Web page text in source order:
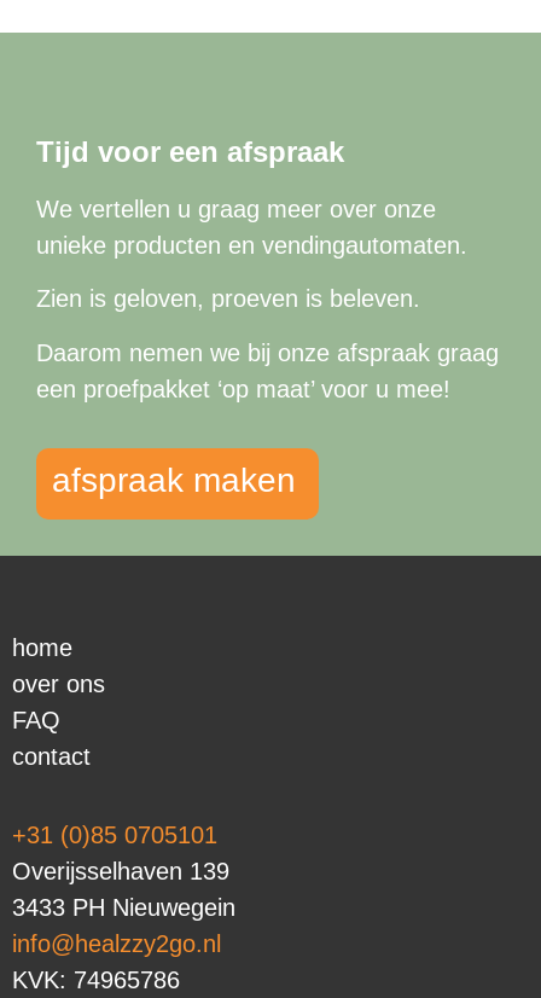
Tijd voor een afspraak
We vertellen u graag meer over onze
unieke producten en vendingautomaten.
Zien is geloven, proeven is beleven.
Daarom nemen we bij onze afspraak graag
een proefpakket ‘op maat’ voor u mee!
afspraak maken
home
over ons
FAQ
contact
+31 (0)85 0705101
Overijsselhaven 139
3433 PH Nieuwegein
info@healzzy2go.nl
KVK: 74965786